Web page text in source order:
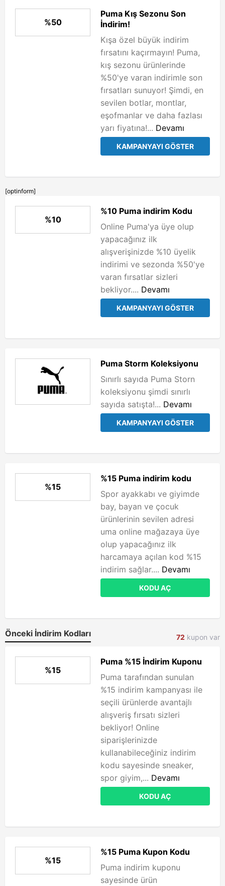
%50
Puma Kış Sezonu Son
İndirim!
Kışa özel büyük indirim
fırsatını kaçırmayın! Puma,
kış sezonu ürünlerinde
%50'ye varan indirimle son
fırsatları sunuyor! Şimdi, en
sevilen botlar, montlar,
eşofmanlar ve daha fazlası
yarı fiyatına!... Devamı
KAMPANYAYI GÖSTER
[optinform]
%10
%10 Puma indirim Kodu
Online Puma'ya üye olup
yapacağınız ilk
alışverişinizde %10 üyelik
indirimi ve sezonda %50'ye
varan fırsatlar sizleri
bekliyor.... Devamı
KAMPANYAYI GÖSTER
Puma Storm Koleksiyonu
Sınırlı sayıda Puma Storn
koleksiyonu şimdi sınırlı
sayıda satışta!... Devamı
KAMPANYAYI GÖSTER
%15
%15 Puma indirim kodu
Spor ayakkabı ve giyimde
bay, bayan ve çocuk
ürünlerinin sevilen adresi
uma online mağazaya üye
olup yapacağınız ilk
harcamaya açılan kod %15
indirim sağlar.... Devamı
KODU AÇ
Önceki İndirim Kodları 72 kupon var
%15
Puma %15 İndirim Kuponu
Puma tarafından sunulan
%15 indirim kampanyası ile
seçili ürünlerde avantajlı
alışveriş fırsatı sizleri
bekliyor! Online
siparişlerinizde
kullanabileceğiniz indirim
kodu sayesinde sneaker,
spor giyim,... Devamı
KODU AÇ
%15
%15 Puma Kupon Kodu
Puma indirim kuponu
sayesinde ürün